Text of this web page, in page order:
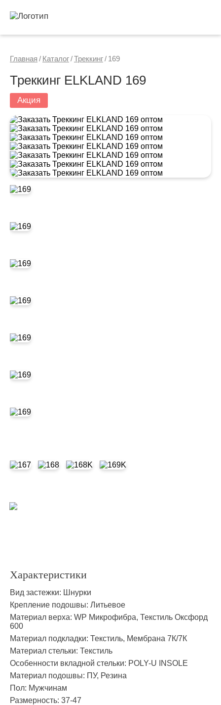
Главная / Каталог/Треккинг/ 169
Треккинг ELKLAND 169
Акция
Характеристики
Вид застежки: Шнурки
Крепление подошвы: Литьевое
Материал верха: WP Микрофибра, Текстиль Оксфорд
600
Материал подкладки: Текстиль, Мембрана 7К/7К
Материал стельки: Текстиль
Особенности вкладной стельки: POLY-U INSOLE
Материал подошвы: ПУ, Резина
Пол: Мужчинам
Размерность: 37-47